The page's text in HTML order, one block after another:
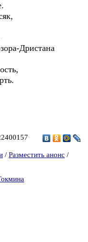
Дристана
/ Разместить анонс /